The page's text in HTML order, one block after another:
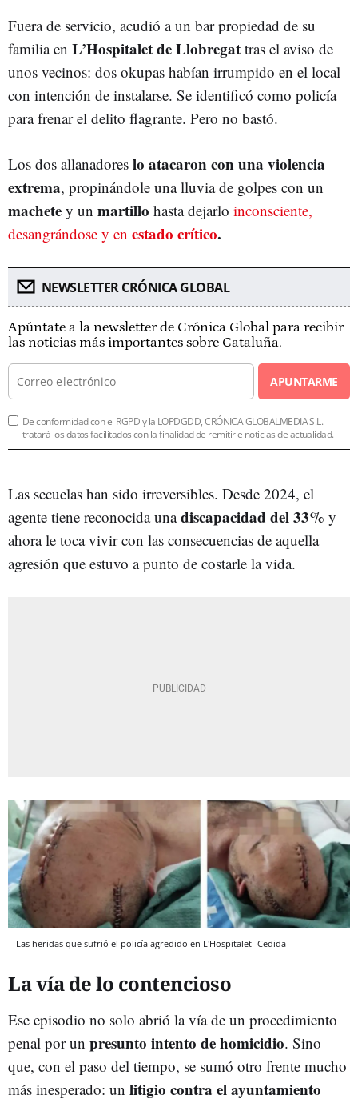
Fuera de servicio, acudió a un bar propiedad de su
familia en L’Hospitalet de Llobregat tras el aviso de
unos vecinos: dos okupas habían irrumpido en el local
con intención de instalarse. Se identificó como policía
para frenar el delito flagrante. Pero no bastó.
Los dos allanadores lo atacaron con una violencia
extrema, propinándole una lluvia de golpes con un
machete y un martillo hasta dejarlo inconsciente,
desangrándose y en estado crítico.
NEWSLETTER CRÓNICA GLOBAL
Apúntate a la newsletter de Crónica Global para recibir
las noticias más importantes sobre Cataluña.
APUNTARME
De conformidad con el RGPD y la LOPDGDD, CRÓNICA GLOBALMEDIA S.L.
tratará los datos facilitados con la finalidad de remitirle noticias de actualidad.
Las secuelas han sido irreversibles. Desde 2024, el
agente tiene reconocida unadiscapacidad del 33% y
ahora le toca vivir con las consecuencias de aquella
agresión que estuvo a punto de costarle la vida.
Las heridas que sufrió el policía agredido en L'Hospitalet Cedida
La vía de lo contencioso
Ese episodio no solo abrió la vía de un procedimiento
penal por un presunto intento de homicidio. Sino
que, con el paso del tiempo, se sumó otro frente mucho
más inesperado: un litigio contra el ayuntamiento